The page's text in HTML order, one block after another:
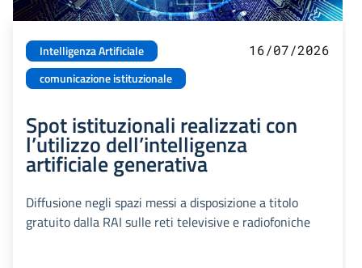
Intelligenza Artificiale
comunicazione istituzionale
16/07/2026
Spot istituzionali realizzati con
l’utilizzo dell’intelligenza
artificiale generativa
Diffusione negli spazi messi a disposizione a titolo
gratuito dalla RAI sulle reti televisive e radiofoniche